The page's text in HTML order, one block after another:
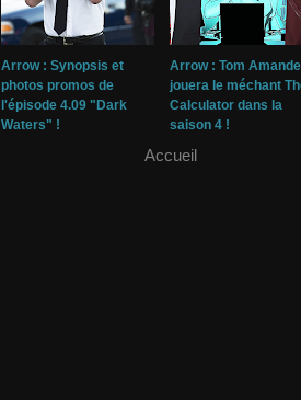
Arrow : Synopsis et
photos promos de
l'épisode 4.09 "Dark
Waters" !
Arrow : Tom
jouera le méchant
Calculator dans la
saison 4 !
Accueil